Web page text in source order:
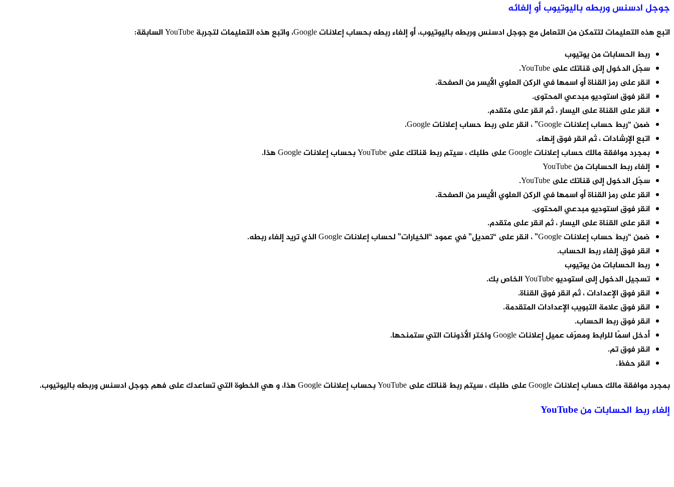
جوجل ادسنس وربطه باليوتيوب أو إلغائه
اتبع هذه التعليمات لتتمكن من التعامل مع جوجل ادسنس وربطه باليوتيوب، أو إلغاء ربطه بحساب إعلانات Google، واتبع هذه التعليمات لتجربة YouTube السابقة:
ربط الحسابات من يوتيوب
سجّل الدخول إلى قناتك على YouTube.
انقر على رمز القناة أو اسمها في الركن العلوي الأيسر من الصفحة.
انقر فوق استوديو مبدعي المحتوى.
انقر على القناة على اليسار ، ثم انقر على متقدم.
ضمن “ربط حساب إعلانات Google” ، انقر على ربط حساب إعلانات Google.
اتبع الإرشادات ، ثم انقر فوق إنهاء.
بمجرد موافقة مالك حساب إعلانات Google على طلبك ، سيتم ربط قناتك على YouTube بحساب إعلانات Google هذا.
إلغاء ربط الحسابات من YouTube
سجّل الدخول إلى قناتك على YouTube.
انقر على رمز القناة أو اسمها في الركن العلوي الأيسر من الصفحة.
انقر فوق استوديو مبدعي المحتوى.
انقر على القناة على اليسار ، ثم انقر على متقدم.
ضمن “ربط حساب إعلانات Google” ، انقر على “تعديل” في عمود “الخيارات” لحساب إعلانات Google الذي تريد إلغاء ربطه.
انقر فوق إلغاء ربط الحساب.
ربط الحسابات من يوتيوب
تسجيل الدخول إلى استوديو YouTube الخاص بك.
انقر فوق الإعدادات ، ثم انقر فوق القناة.
انقر فوق علامة التبويب الإعدادات المتقدمة.
انقر فوق ربط الحساب.
أدخل اسمًا للرابط ومعرّف عميل إعلانات Google واختر الأذونات التي ستمنحها.
انقر فوق تم.
انقر حفظ.
بمجرد موافقة مالك حساب إعلانات Google على طلبك ، سيتم ربط قناتك على YouTube بحساب إعلانات Google هذا، و هي الخطوة التي تساعدك على فهم جوجل ادسنس وربطه باليوتيوب.
إلغاء ربط الحسابات من YouTube